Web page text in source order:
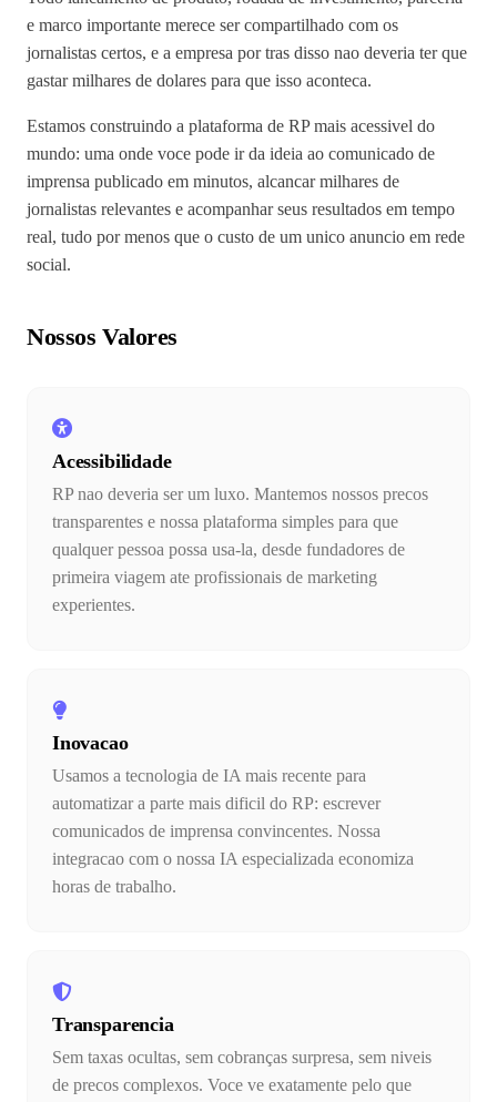
e marco importante merece ser compartilhado com os
jornalistas certos, e a empresa por tras disso nao deveria ter que
gastar milhares de dolares para que isso aconteca.
Estamos construindo a plataforma de RP mais acessivel do
mundo: uma onde voce pode ir da ideia ao comunicado de
imprensa publicado em minutos, alcancar milhares de
jornalistas relevantes e acompanhar seus resultados em tempo
real, tudo por menos que o custo de um unico anuncio em rede
social.
Nossos Valores
Acessibilidade
RP nao deveria ser um luxo. Mantemos nossos precos
transparentes e nossa plataforma simples para que
qualquer pessoa possa usa-la, desde fundadores de
primeira viagem ate profissionais de marketing
experientes.
Inovacao
Usamos a tecnologia de IA mais recente para
automatizar a parte mais dificil do RP: escrever
comunicados de imprensa convincentes. Nossa
integracao com o nossa IA especializada economiza
horas de trabalho.
Transparencia
Sem taxas ocultas, sem cobranças surpresa, sem niveis
de precos complexos. Voce ve exatamente pelo que